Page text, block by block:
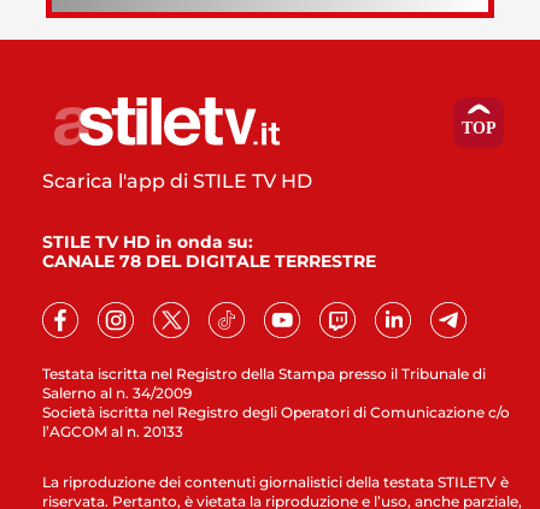
Testata iscritta nel Registro della Stampa presso il Tribunale di
Salerno al n. 34/2009
Società iscritta nel Registro degli Operatori di Comunicazione c/o
l’AGCOM al n. 20133
Scarica l'app di STILE TV HD
STILE TV HD in onda su:
CANALE 78 DEL DIGITALE TERRESTRE
La riproduzione dei contenuti giornalistici della testata STILETV è
riservata. Pertanto, è vietata la riproduzione e l’uso, anche parziale,